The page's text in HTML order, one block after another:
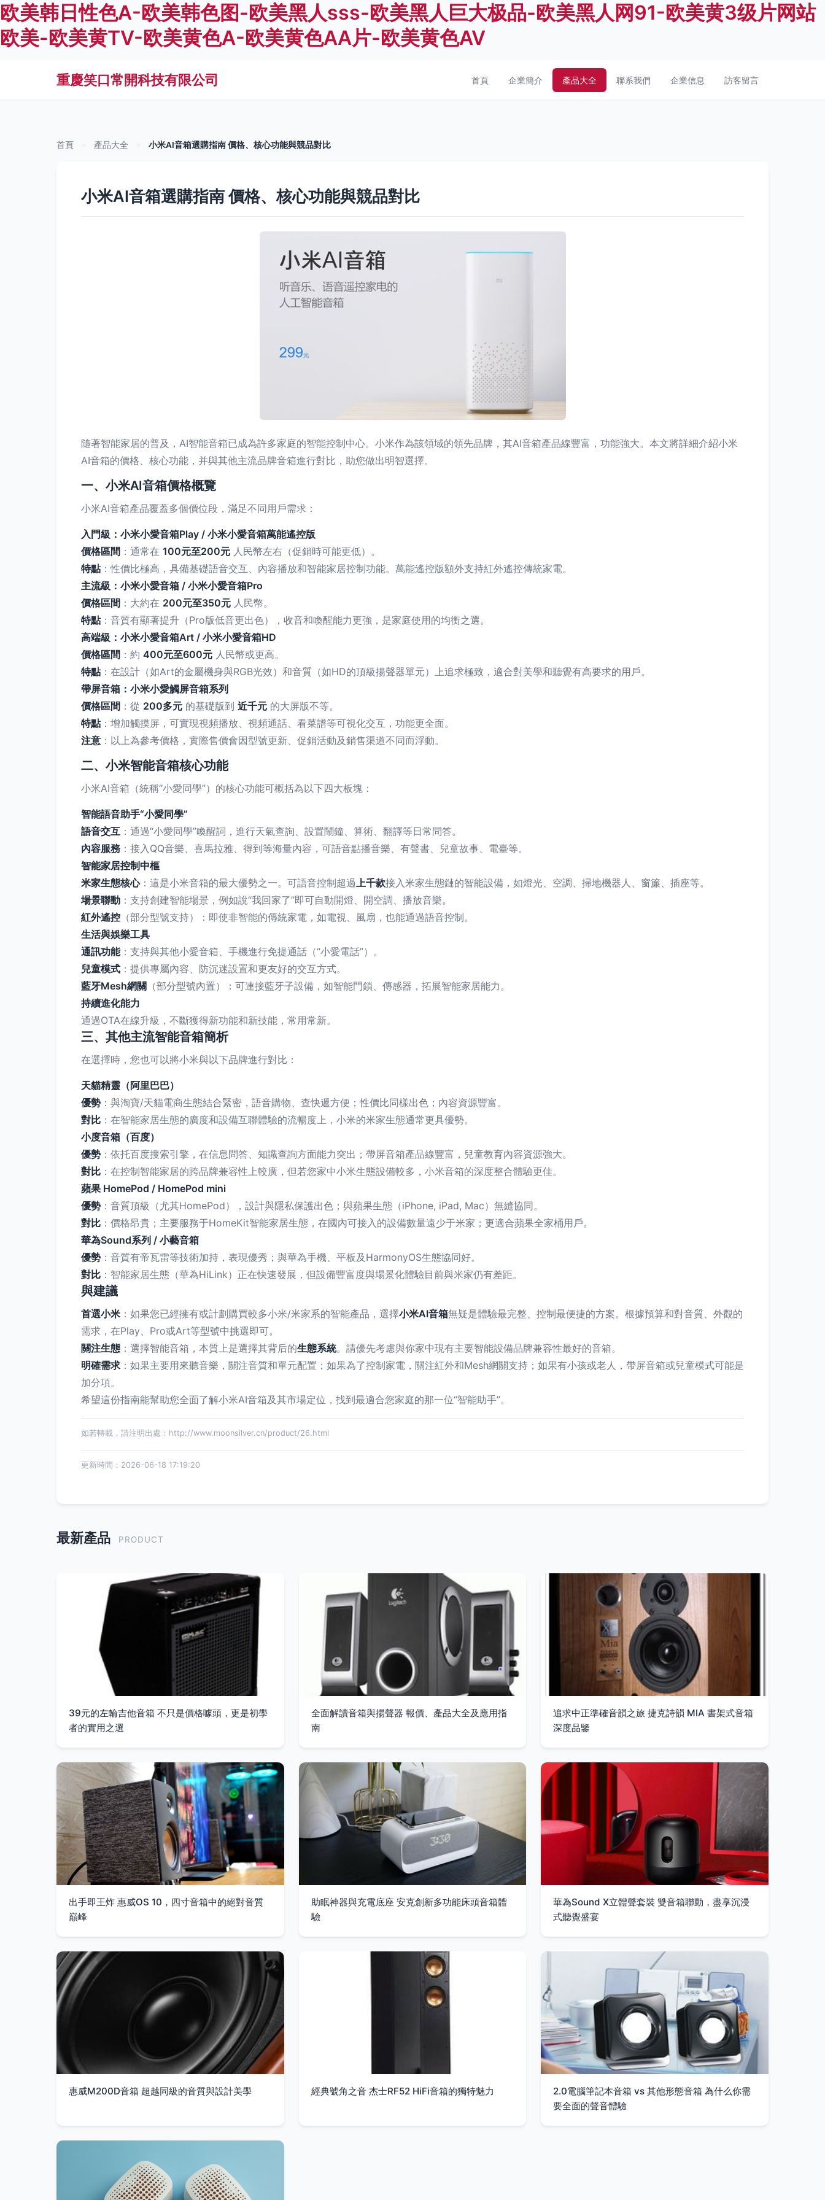
欧美韩日性色A-欧美韩色图-欧美黑人sss-欧美黑人巨大极品-欧美黑人网91-欧美黄3级片网站
欧美-欧美黄TV-欧美黄色A-欧美黄色AA片-欧美黄色AV
重慶笑口常開科技有限公司 首頁 企業簡介 產品大全 聯系我們 企業信息 訪客留言
首頁 產品大全 小米AI音箱選購指南 價格、核心功能與競品對比
小米AI音箱選購指南 價格、核心功能與競品對比
隨著智能家居的普及，AI智能音箱已成為許多家庭的智能控制中心。小米作為該領域的領先品牌，其AI音箱產品線豐富，功能強大。本文將詳細介紹小米
AI音箱的價格、核心功能，并與其他主流品牌音箱進行對比，助您做出明智選擇。
一、小米AI音箱價格概覽
小米AI音箱產品覆蓋多個價位段，滿足不同用戶需求：
入門級：小米小愛音箱Play / 小米小愛音箱萬能遙控版
價格區間 ：通常在 100元至200元 人民幣左右（促銷時可能更低）。
特點：性價比極高，具備基礎語音交互、內容播放和智能家居控制功能。萬能遙控版額外支持紅外遙控傳統家電。
主流級：小米小愛音箱 / 小米小愛音箱Pro
價格區間 ：大約在 200元至350元 人民幣。
特點：音質有顯著提升（Pro版低音更出色），收音和喚醒能力更強，是家庭使用的均衡之選。
高端級：小米小愛音箱Art / 小米小愛音箱HD
價格區間 ：約 400元至600元 人民幣或更高。
特點：在設計（如Art的金屬機身與RGB光效）和音質（如HD的頂級揚聲器單元）上追求極致，適合對美學和聽覺有高要求的用戶。
帶屏音箱：小米小愛觸屏音箱系列
價格區間 ：從 200多元 的基礎版到 近千元 的大屏版不等。
特點：增加觸摸屏，可實現視頻播放、視頻通話、看菜譜等可視化交互，功能更全面。
注意 ：以上為參考價格，實際售價會因型號更新、促銷活動及銷售渠道不同而浮動。
二、小米智能音箱核心功能
小米AI音箱（統稱“小愛同學”）的核心功能可概括為以下四大板塊：
智能語音助手“小愛同學”
語音交互 ：通過“小愛同學”喚醒詞，進行天氣查詢、設置鬧鐘、算術、翻譯等日常問答。
內容服務 ：接入QQ音樂、喜馬拉雅、得到等海量內容，可語音點播音樂、有聲書、兒童故事、電臺等。
智能家居控制中樞
米家生態核心：這是小米音箱的最大優勢之一。可語音控制超過上千款接入米家生態鏈的智能設備，如燈光、空調、掃地機器人、窗簾、插座等。
場景聯動 ：支持創建智能場景，例如說“我回家了”即可自動開燈、開空調、播放音樂。
紅外遙控 （部分型號支持）：即使非智能的傳統家電，如電視、風扇，也能通過語音控制。
生活與娛樂工具
通訊功能：支持與其他小愛音箱、手機進行免提通話（“小愛電話”）。
兒童模式 ：提供專屬內容、防沉迷設置和更友好的交互方式。
藍牙Mesh網關 （部分型號內置）：可連接藍牙子設備，如智能門鎖、傳感器，拓展智能家居能力。
持續進化能力
通過OTA在線升級，不斷獲得新功能和新技能，常用常新。
三、其他主流智能音箱簡析
在選擇時，您也可以將小米與以下品牌進行對比：
天貓精靈（阿里巴巴）
優勢 ：與淘寶/天貓電商生態結合緊密，語音購物、查快遞方便；性價比同樣出色；內容資源豐富。
對比 ：在智能家居生態的廣度和設備互聯體驗的流暢度上，小米的米家生態通常更具優勢。
小度音箱（百度）
優勢 ：依托百度搜索引擎，在信息問答、知識查詢方面能力突出；帶屏音箱產品線豐富，兒童教育內容資源強大。
對比 ：在控制智能家居的跨品牌兼容性上較廣，但若您家中小米生態設備較多，小米音箱的深度整合體驗更佳。
蘋果 HomePod / HomePod mini
優勢 ：音質頂級（尤其HomePod），設計與隱私保護出色；與蘋果生態（iPhone, iPad, Mac）無縫協同。
對比 ：價格昂貴；主要服務于HomeKit智能家居生態，在國內可接入的設備數量遠少于米家；更適合蘋果全家桶用戶。
華為Sound系列 / 小藝音箱
優勢 ：音質有帝瓦雷等技術加持，表現優秀；與華為手機、平板及HarmonyOS生態協同好。
對比 ：智能家居生態（華為HiLink）正在快速發展，但設備豐富度與場景化體驗目前與米家仍有差距。
與建議
首選小米 ：如果您已經擁有或計劃購買較多小米/米家系的智能產品，選擇小米AI音箱無疑是體驗最完整、控制最便捷的方案。根據預算和對音質、外觀的
需求，在Play、Pro或Art等型號中挑選即可。
關注生態 ：選擇智能音箱，本質上是選擇其背后的生態系統。請優先考慮與你家中現有主要智能設備品牌兼容性最好的音箱。
明確需求 ：如果主要用來聽音樂，關注音質和單元配置；如果為了控制家電，關注紅外和Mesh網關支持；如果有小孩或老人，帶屏音箱或兒童模式可能是
加分項。
希望這份指南能幫助您全面了解小米AI音箱及其市場定位，找到最適合您家庭的那一位“智能助手”。
如若轉載，請注明出處：http://www.moonsilver.cn/product/26.html
更新時間：2026-06-18 17:19:20
最新產品 PRODUCT
39元的左輪吉他音箱 不只是價格噱頭，更是初學
者的實用之選
全面解讀音箱與揚聲器 報價、產品大全及應用指
南
追求中正準確音韻之旅 捷克詩韻 MIA 書架式音箱
深度品鑒
出手即王炸 惠威OS 10，四寸音箱中的絕對音質
巔峰
助眠神器與充電底座 安克創新多功能床頭音箱體
驗
華為Sound X立體聲套裝 雙音箱聯動，盡享沉浸
式聽覺盛宴
惠威M200D音箱 超越同級的音質與設計美學 經典號角之音 杰士RF52 HiFi音箱的獨特魅力
2.0電腦筆記本音箱 vs 其他形態音箱 為什么你需
要全面的聲音體驗